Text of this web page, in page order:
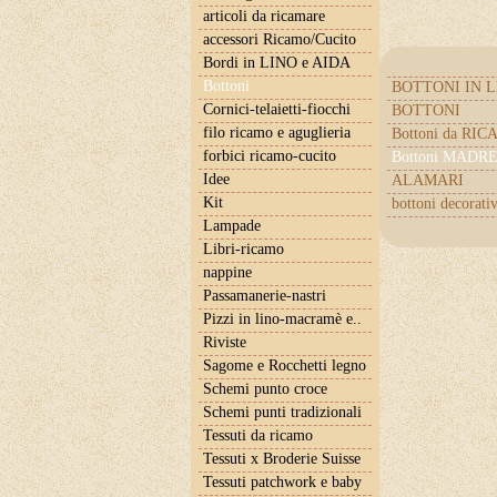
articoli da ricamare
accessori Ricamo/Cucito
Bordi in LINO e AIDA
Bottoni
BOTTONI IN
BOTTONI
Bottoni da
Bottoni
ALAMARI
bottoni
Cornici-telaietti-fiocchi
filo ricamo e aguglieria
forbici ricamo-cucito
Idee
Kit
Lampade
Libri-ricamo
nappine
Passamanerie-nastri
Pizzi in lino-macramè e..
Riviste
Sagome e Rocchetti legno
Schemi punto croce
Schemi punti tradizionali
Tessuti da ricamo
Tessuti x Broderie Suisse
Tessuti patchwork e baby